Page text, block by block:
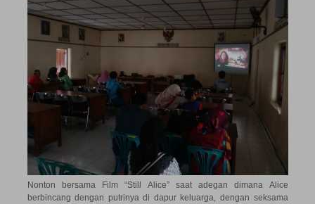
Nonton bersama Film “Still Alice” saat adegan dimana Alice
berbincang dengan putrinya di dapur keluarga, dengan seksama